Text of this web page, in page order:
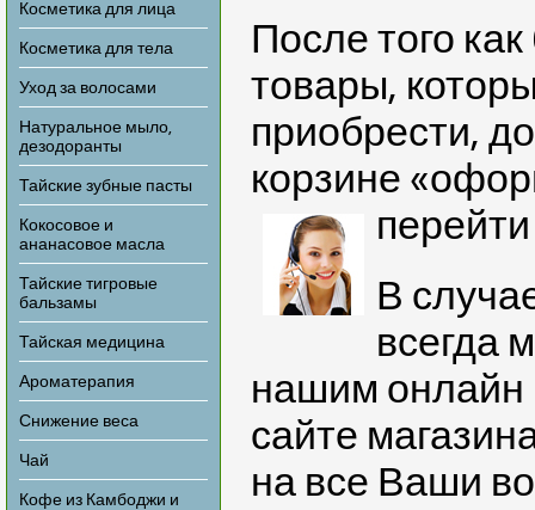
Косметика для лица
Косметика для тела
Уход за волосами
Натуральное мыло,
дезодоранты
Тайские зубные пасты
Кокосовое и
ананасовое масла
Тайские тигровые
бальзамы
Тайская медицина
Ароматерапия
Снижение веса
Чай
Кофе из Камбоджи и
После того
товары,
приобрести,
корзине
В
всегда
нашим онлайн
сайте
на все Ваши